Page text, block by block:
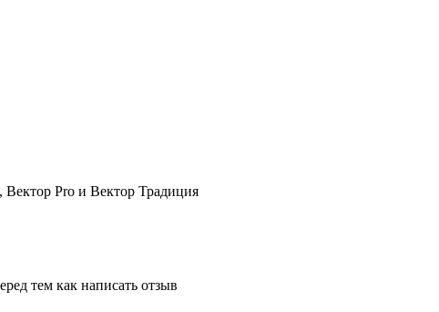
Pro и Вектор Традиция
тем как написать отзыв